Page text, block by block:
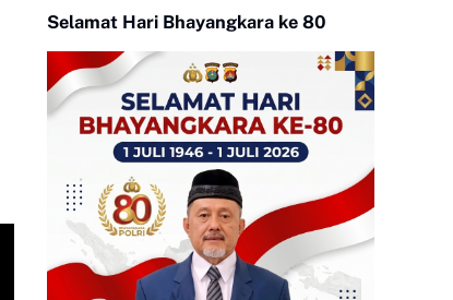
Selamat Hari Bhayangkara ke 80